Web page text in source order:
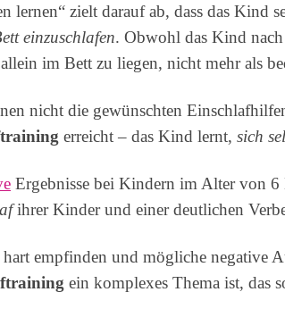
lernen“ zielt darauf ab, dass das Kind
einzuschlafen. Obwohl das Kind
im Bett zu liegen, nicht mehr als
nicht die gewünschten
erreicht – das Kind lernt, sich
Ergebnisse bei Kindern im Alter von
ihrer Kinder und einer deutlichen
empfinden und mögliche negative
ein komplexes Thema ist, das